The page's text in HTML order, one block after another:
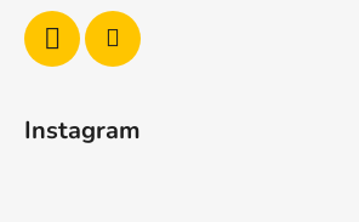
Instagram